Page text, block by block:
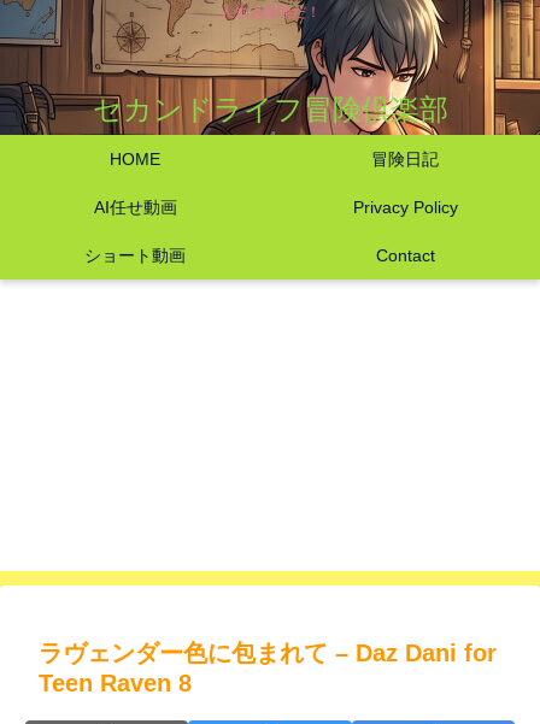
人生は冒険だ！
セカンドライフ冒険倶楽部
HOME 冒険日記
AI任せ動画 Privacy Policy
ショート動画 Contact
ラヴェンダー色に包まれて – Daz Dani for
Teen Raven 8